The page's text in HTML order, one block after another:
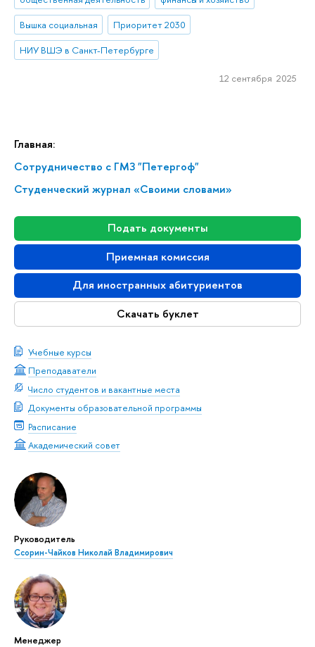
Главная:
Сотрудничество с ГМЗ "Петергоф"
Студенческий журнал «Своими словами»
Подать документы
Приемная комиссия
Для иностранных абитуриентов
Скачать буклет
Учебные курсы
Преподаватели
Число студентов и вакантные места
Документы образовательной программы
Расписание
Академический совет
Руководитель
Ссорин-Чайков Николай Владимирович
Менеджер
Вышка социальная
Приоритет 2030
НИУ ВШЭ в Санкт-Петербурге
12 сентября 2025